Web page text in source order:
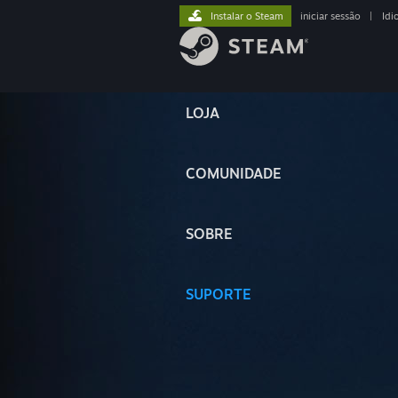
LOJA
COMUNIDADE
SOBRE
SUPORTE
Instalar o Steam iniciar sessão